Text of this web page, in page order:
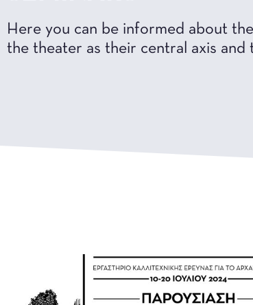
Here you can be informed about
the theater as their central axis and